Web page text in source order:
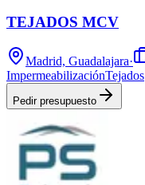
TEJADOS MCV
Madrid, Guadalajara·
ImpermeabilizaciónTejados
Pedir presupuesto